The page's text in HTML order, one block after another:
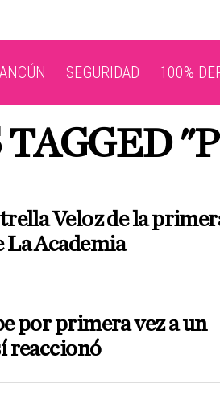
SEGURIDAD 100%
TAGGED
Veloz de la
La Academia
por primera vez a un
reaccionó